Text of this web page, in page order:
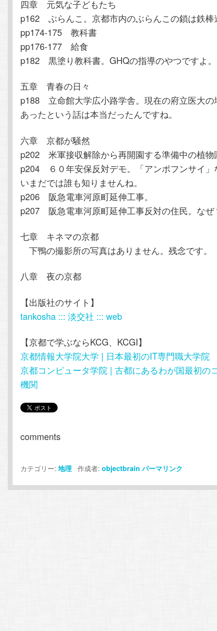
四章 元気な子どもたち
p162 ぶらんこ。京都市内のぶらんこの鎖は鉄棒
pp174-175 教科書
pp176-177 給食
p182 黒塗り教科書。GHQの指導のやつですよ。
五章 青春の日々
p188 立命館大学広小路学舎。現在の府立医大の
あったという話は本当だったんですね。
六章 京都が騒然
p202 米軍接収解除から再開園する準備中の植物
p204 ６０年安保反対デモ。「アンポフンサイ」
いまだでは誰も知りませんね。
p206 阪急電車河原町延伸工事。
p207 阪急電車河原町延伸工事反対の住民。なぜ
七章 キネマの京都
下鴨の撮影所の写真はありません。残念です。
八章 夜の京都
【出版社のサイト】
tankosha ::: 淡交社 ::: web
【京都で学ぶならKCG、KCGI】
京都情報大学院大学 | 日本最初のIT専門職大学院
京都コンピュータ学院 | 古都にあるわが国最初の
機関
comments
カテゴリー:地理 作成者:objectbrain パーマリンク